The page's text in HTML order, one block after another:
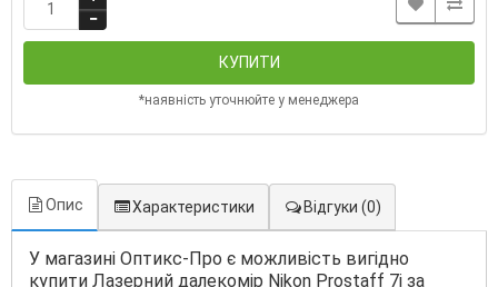
КУПИТИ
*наявність уточнюйте у менеджера
Опис Характеристики Відгуки (0)
У магазині Оптикс-Про є можливість вигідно
купити Лазерний далекомір Nikon Prostaff 7i за